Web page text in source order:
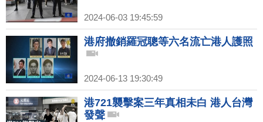
2024-06-03 19:45:59
港府撤銷羅冠聰等六名流亡港人護照
2024-06-13 19:30:49
港721襲擊案三年真相未白 港人台灣
發聲